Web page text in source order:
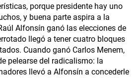
porque presidente hay uno
y buena parte aspira a la
Alfonsín ganó las elecciones de
llegó a tener cuatro bloques
Cuando ganó Carlos Menem,
pelearse del radicalismo: la
llevó a Alfonsín a concederle